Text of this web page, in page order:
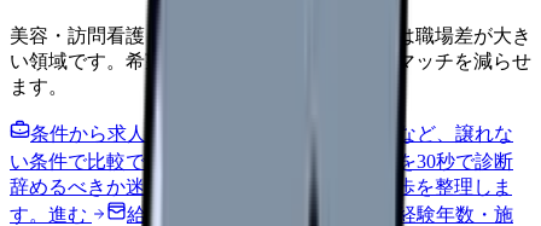
美容・訪問看護・クリニック・夜勤なしなどは職場差が大き
い領域です。希望条件を先に整理するとミスマッチを減らせ
ます。
条件から求人を見る
夜勤回数・残業・通勤など、譲れな
い条件で比較できます。
職場の悩みを30秒で診断
辞めるべきか迷う前に、悩みの種類と次の一歩を整理しま
す。 進む 給料コンパスで比較する
地域・経験年数・施